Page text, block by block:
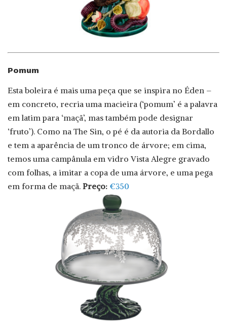
Pomum
Esta boleira é mais uma peça que se inspira no Éden –
em concreto, recria uma macieira (‘pomum’ é a palavra
em latim para ‘maçã’, mas também pode designar
‘fruto’). Como na The Sin, o pé é da autoria da Bordallo
e tem a aparência de um tronco de árvore; em cima,
temos uma campânula em vidro Vista Alegre gravado
com folhas, a imitar a copa de uma árvore, e uma pega
em forma de maçã. Preço: €350